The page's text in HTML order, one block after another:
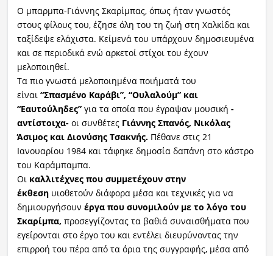
Ο μπαρμπα-Γιάννης Σκαρίμπας, όπως ήταν γνωστός
στους φίλους του, έζησε όλη του τη ζωή στη Χαλκίδα και
ταξίδεψε ελάχιστα. Κείμενά του υπάρχουν δημοσιευμένα
και σε περιοδικά ενώ αρκετοί στίχοι του έχουν
μελοποιηθεί.
Τα πιο γνωστά μελοποιημένα ποιήματά του
είναι “Σπασμένο Καράβι”, “Ουλαλούμ” και
“Εαυτούληδες” για τα οποία που έγραψαν μουσική -
αντίστοιχα- οι συνθέτεςΓιάννης Σπανός, Νικόλας
Άσιμος και Διονύσης Τσακνής.Πέθανε στις 21
Ιανουαρίου 1984 και τάφηκε δημοσία δαπάνη στο κάστρο
του Καράμπαμπα.
Οι καλλιτέχνες που συμμετέχουν στην
έκθεσηυιοθετούν διάφορα μέσα και τεχνικές για να
δημιουργήσουν έργα που συνομιλούν με το λόγο του
Σκαρίμπα, προσεγγίζοντας τα βαθιά συναισθήματα που
εγείρονται στο έργο του και εντέλει διευρύνοντας την
επιρροή του πέρα από τα όρια της συγγραφής, μέσα από